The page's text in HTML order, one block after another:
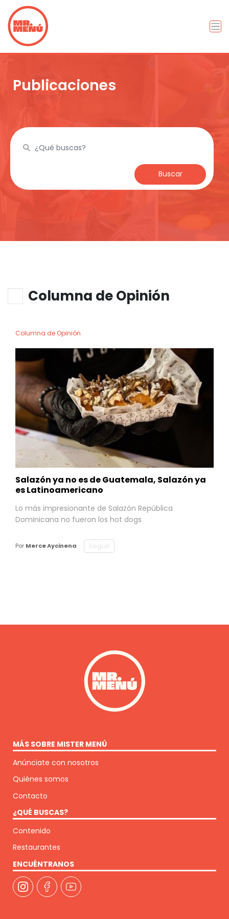
Publicaciones
Buscar
Columna de Opinión
Columna de Opinión
Salazón ya no es de Guatemala, Salazón ya
es Latinoamericano
Lo más impresionante de Salazón República
Dominicana no fueron los hot dogs
Por Merce Aycinena Seguir
MÁS SOBRE MISTER MENÚ
Anúnciate con nosotros
Quiénes somos
Contacto
¿QUÉ BUSCAS?
Contenido
Restaurantes
ENCUÉNTRANOS